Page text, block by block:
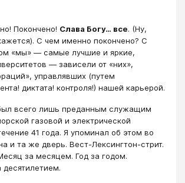
Покончено! Слава Богу… все. (Ну,
С чем именно покончено? С
«мы» — самые лучшие и яркие,
— зависели от «них»,
управлявших (путем
диктата! контроля!) нашей карьерой.
всего лишь преданным служащим
газовой и электрической
41 года. Я упоминал об этом во
и та же дверь. Вест-Лексингтон-стрит.
за месяцем. Год за годом.
десятилетием.